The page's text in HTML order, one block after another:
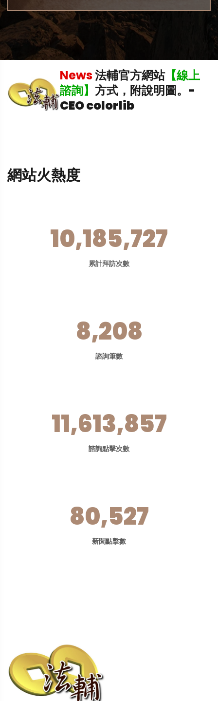
News法輔官方網站【線上
諮詢】 方式，附說明圖。 -
CEO colorlib
網站火熱度
10,185,727
累計拜訪次數
8,208
諮詢筆數
11,613,857
諮詢點擊次數
80,527
新聞點擊數